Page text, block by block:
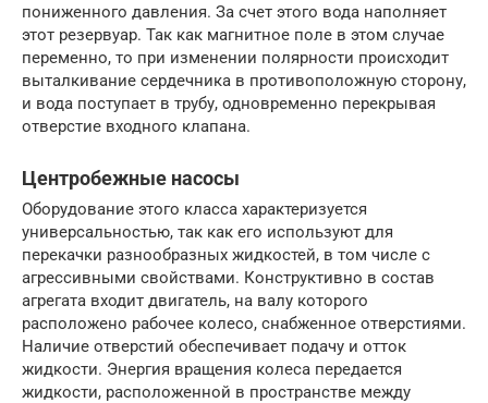
пониженного давления. За счет этого вода наполняет
этот резервуар. Так как магнитное поле в этом случае
переменно, то при изменении полярности происходит
выталкивание сердечника в противоположную сторону,
и вода поступает в трубу, одновременно перекрывая
отверстие входного клапана.
Центробежные насосы
Оборудование этого класса характеризуется
универсальностью, так как его используют для
перекачки разнообразных жидкостей, в том числе с
агрессивными свойствами. Конструктивно в состав
агрегата входит двигатель, на валу которого
расположено рабочее колесо, снабженное отверстиями.
Наличие отверстий обеспечивает подачу и отток
жидкости. Энергия вращения колеса передается
жидкости, расположенной в пространстве между